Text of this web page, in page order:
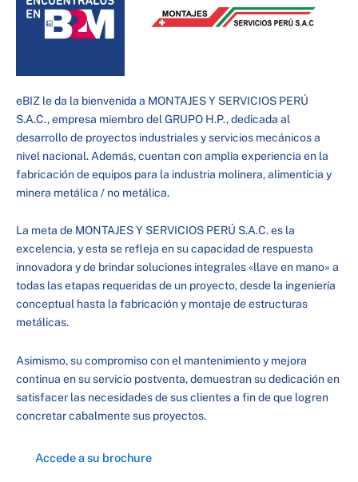
eBIZ le da la bienvenida a MONTAJES Y SERVICIOS PERÚ
S.A.C., empresa miembro del GRUPO H.P., dedicada al
desarrollo de proyectos industriales y servicios mecánicos a
nivel nacional. Además, cuentan con amplia experiencia en la
fabricación de equipos para la industria molinera, alimenticia y
minera metálica / no metálica.
La meta de MONTAJES Y SERVICIOS PERÚ S.A.C. es la
excelencia, y esta se refleja en su capacidad de respuesta
innovadora y de brindar soluciones integrales «llave en mano» a
todas las etapas requeridas de un proyecto, desde la ingeniería
conceptual hasta la fabricación y montaje de estructuras
metálicas.
Asimismo, su compromiso con el mantenimiento y mejora
continua en su servicio postventa, demuestran su dedicación en
satisfacer las necesidades de sus clientes a fin de que logren
concretar cabalmente sus proyectos.
Accede a su brochure